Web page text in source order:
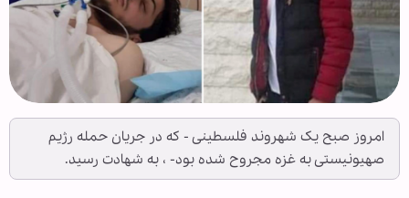
امروز صبح یک شهروند فلسطینی - که در جریان حمله رژیم
صهیونیستی به غزه مجروح شده بود- ، به شهادت رسید.